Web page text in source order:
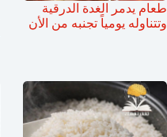
طعام يدمر الغدة الدرقية
وتتناوله يومياً تجنبه من الأن